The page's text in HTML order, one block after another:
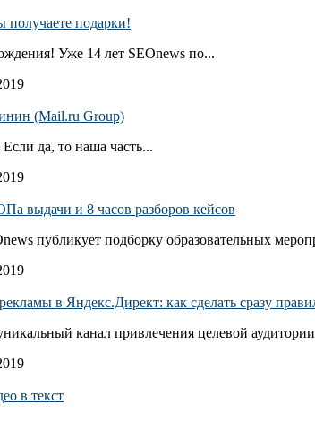
получаете подарки!
Уже 14 лет SEOnews по...
(Mail.ru Group)
да, то наша часть...
выдачи и 8 часов разборов кейсов
публикует подборку образовательных
в Яндекс.Директ: как сделать сразу
канал привлечения целевой
в текст